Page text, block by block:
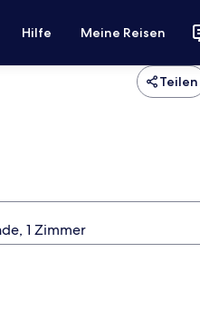
Hilfe Meine Reisen
Teilen